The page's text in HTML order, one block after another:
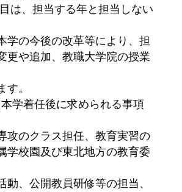
、担当する年と担当しない
今後の改革等により、担
更や追加、教職大学院の授業
。
学着任後に求められる事項
のクラス担任、教育実習の
学校園及び東北地方の教育委
、公開教員研修等の担当、